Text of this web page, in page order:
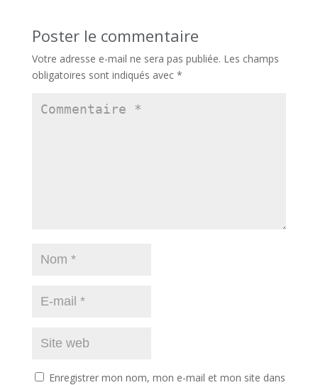
Poster le commentaire
Votre adresse e-mail ne sera pas publiée. Les champs
obligatoires sont indiqués avec *
Enregistrer mon nom, mon e-mail et mon site dans